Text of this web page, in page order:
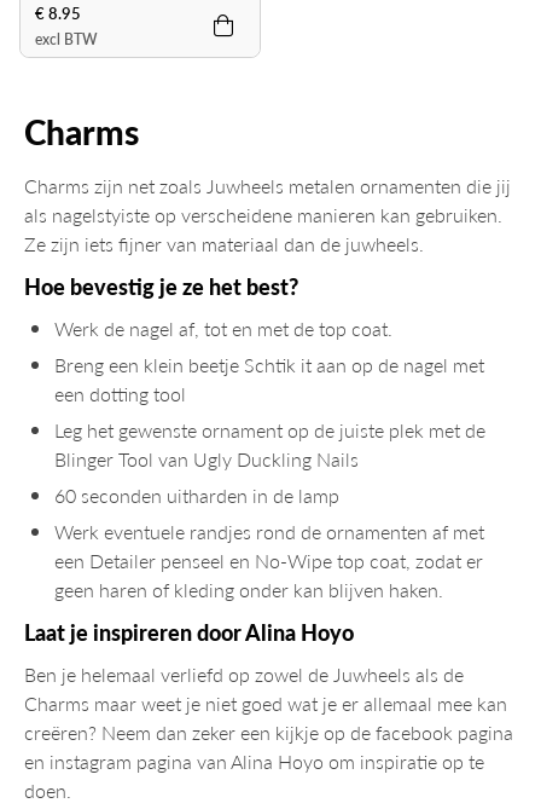
€ 8.95
excl BTW
Charms
Charms zijn net zoals Juwheels metalen ornamenten die jij
als nagelstyiste op verscheidene manieren kan gebruiken.
Ze zijn iets fijner van materiaal dan de juwheels.
Hoe bevestig je ze het best?
Werk de nagel af, tot en met de top coat.
Breng een klein beetje Schtik it aan op de nagel met
een dotting tool
Leg het gewenste ornament op de juiste plek met de
Blinger Tool van Ugly Duckling Nails
60 seconden uitharden in de lamp
Werk eventuele randjes rond de ornamenten af met
een Detailer penseel en No-Wipe top coat, zodat er
geen haren of kleding onder kan blijven haken.
Laat je inspireren door Alina Hoyo
Ben je helemaal verliefd op zowel de Juwheels als de
Charms maar weet je niet goed wat je er allemaal mee kan
creëren? Neem dan zeker een kijkje op de facebook pagina
en instagram pagina van Alina Hoyo om inspiratie op te
doen.